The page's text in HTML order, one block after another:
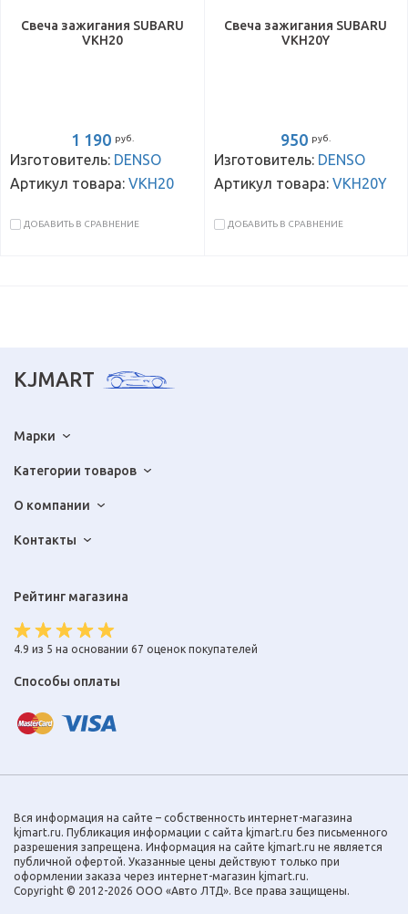
Свеча зажигания SUBARU
VKH20
1 190 руб.
Изготовитель: DENSO
Артикул товара: VKH20
ДОБАВИТЬ В СРАВНЕНИЕ
Свеча зажигания SUBARU
VKH20Y
950 руб.
Изготовитель: DENSO
Артикул товара: VKH20Y
ДОБАВИТЬ В СРАВНЕНИЕ
KJMART
Марки
Категории товаров
О компании
Контакты
Рейтинг магазина
4.9 из 5 на основании 67 оценок покупателей
Способы оплаты
Вся информация на сайте – собственность интернет-магазина
kjmart.ru. Публикация информации с сайта kjmart.ru без письменного
разрешения запрещена. Информация на сайте kjmart.ru не является
публичной офертой. Указанные цены действуют только при
оформлении заказа через интернет-магазин kjmart.ru.
Copyright © 2012-2026 ООО «Авто ЛТД». Все права защищены.